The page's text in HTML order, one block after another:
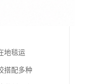
地毯运
搭配多种